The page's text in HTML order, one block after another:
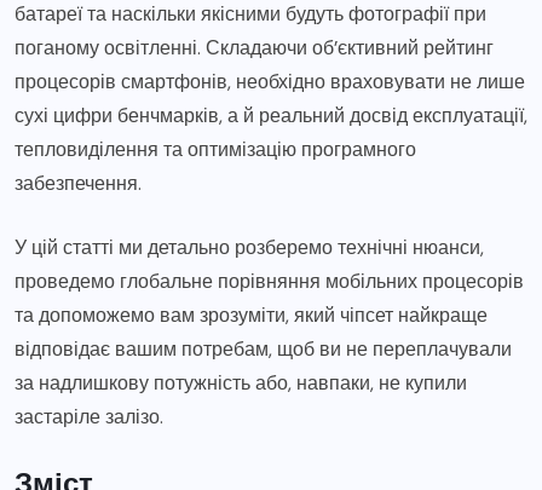
батареї та наскільки якісними будуть фотографії при
поганому освітленні. Складаючи об’єктивний рейтинг
процесорів смартфонів, необхідно враховувати не лише
сухі цифри бенчмарків, а й реальний досвід експлуатації,
тепловиділення та оптимізацію програмного
забезпечення.
У цій статті ми детально розберемо технічні нюанси,
проведемо глобальне порівняння мобільних процесорів
та допоможемо вам зрозуміти, який чіпсет найкраще
відповідає вашим потребам, щоб ви не переплачували
за надлишкову потужність або, навпаки, не купили
застаріле залізо.
Зміст